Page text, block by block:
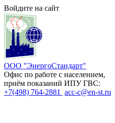
Войдите на сайт
ООО "ЭнергоСтандарт"
Офис по работе с населением,
приём показаний ИПУ ГВС:
+7(498) 764-2881
acc-c@en-st.ru